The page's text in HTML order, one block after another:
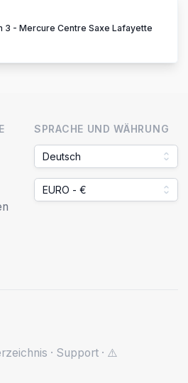
3 - Mercure Centre Saxe Lafayette
SPRACHE UND WÄHRUNG
Deutsch
EURO - €
· Support · ⚠️